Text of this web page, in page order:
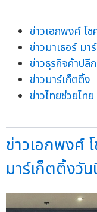
ข่าวเอกพงศ์ โ
ข่าวมาเธอร์ มา
ข่าวธุรกิจค้าปลีก
ข่าวมาร์เก็ตติ้ง
ข่าวไทยช่วยไทย
ข่าวเอกพงศ์
มาร์เก็ตติ้งวั